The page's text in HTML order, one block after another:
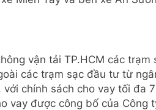
vận tải TP.HCM các
các trạm sạc đầu tư từ
với chính sách cho vay tối đa
vay được công bố của Công